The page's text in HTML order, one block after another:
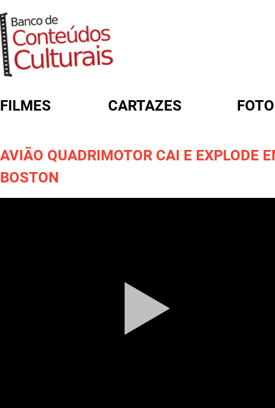
FILMES CARTAZES
AVIÃO QUADRIMOTOR CAI E EXPLODE
BOSTON